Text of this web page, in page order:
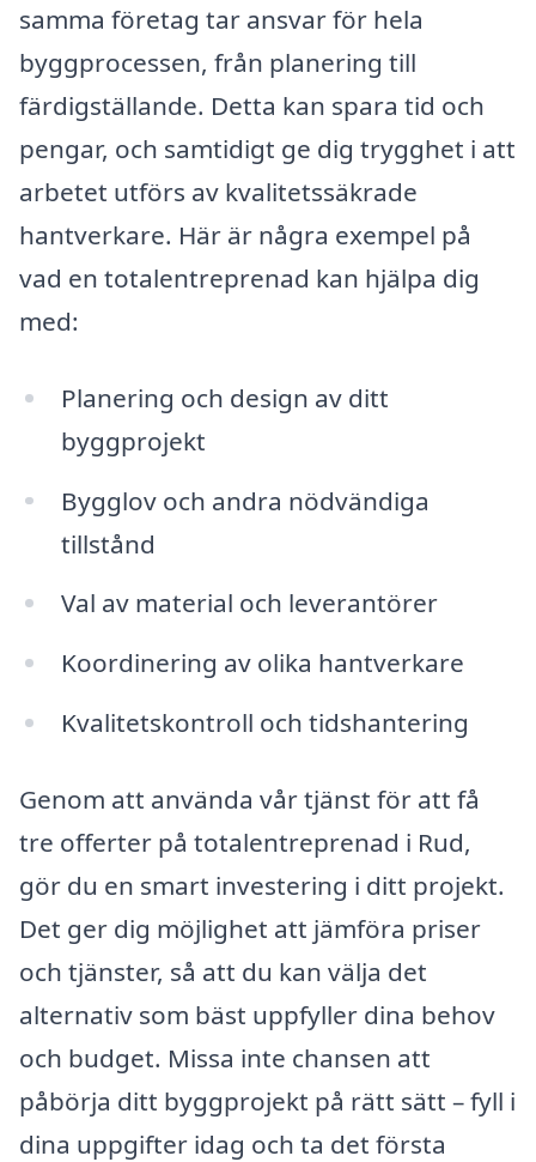
samma företag tar ansvar för hela
byggprocessen, från planering till
färdigställande. Detta kan spara tid och
pengar, och samtidigt ge dig trygghet i att
arbetet utförs av kvalitetssäkrade
hantverkare. Här är några exempel på
vad en totalentreprenad kan hjälpa dig
med:
Planering och design av ditt
byggprojekt
Bygglov och andra nödvändiga
tillstånd
Val av material och leverantörer
Koordinering av olika hantverkare
Kvalitetskontroll och tidshantering
Genom att använda vår tjänst för att få
tre offerter på totalentreprenad i Rud,
gör du en smart investering i ditt projekt.
Det ger dig möjlighet att jämföra priser
och tjänster, så att du kan välja det
alternativ som bäst uppfyller dina behov
och budget. Missa inte chansen att
påbörja ditt byggprojekt på rätt sätt – fyll i
dina uppgifter idag och ta det första